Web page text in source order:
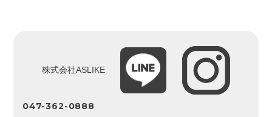
株式会社ASLIKE
047-362-0888